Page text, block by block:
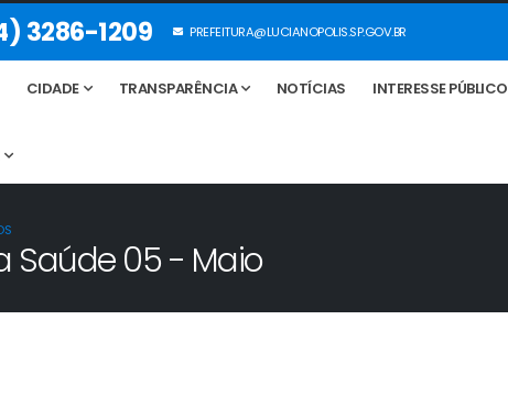
3286-1209 PREFEITURA@LUCIANOPOLIS.SP.GOV.BR
CIDADE TRANSPARÊNCIA NOTÍCIAS INTERESSE PÚBLICO
Saúde 05 - Maio